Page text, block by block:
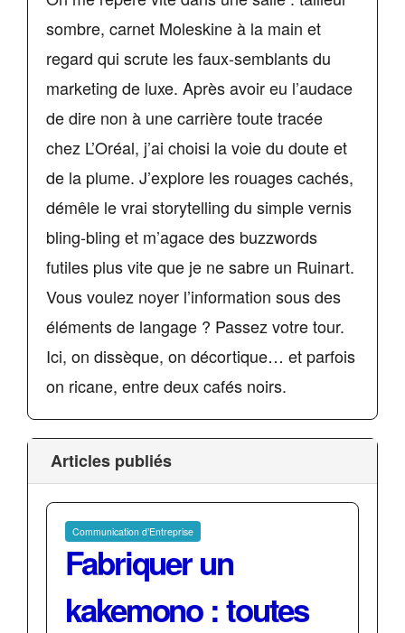
sombre, carnet Moleskine à la main et
regard qui scrute les faux-semblants du
marketing de luxe. Après avoir eu l’audace
de dire non à une carrière toute tracée
chez L’Oréal, j’ai choisi la voie du doute et
de la plume. J’explore les rouages cachés,
démêle le vrai storytelling du simple vernis
bling-bling et m’agace des buzzwords
futiles plus vite que je ne sabre un Ruinart.
Vous voulez noyer l’information sous des
éléments de langage ? Passez votre tour.
Ici, on dissèque, on décortique… et parfois
on ricane, entre deux cafés noirs.
Articles publiés
Communication d’Entreprise
Fabriquer un
kakemono : toutes